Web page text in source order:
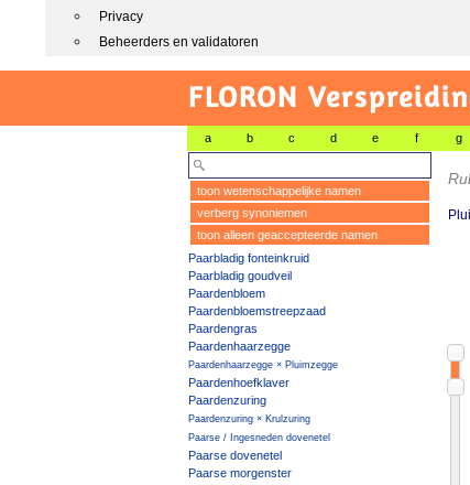
Privacy
Beheerders en validatoren
FLORON
a b c d e f g
toon wetenschappelijke namen
verberg synoniemen
toon alleen geaccepteerde namen
Paarbladig fonteinkruid
Paarbladig goudveil
Paardenbloem
Paardenbloemstreepzaad
Paardengras
Paardenhaarzegge
Paardenhaarzegge × Pluimzegge
Paardenhoefklaver
Paardenzuring
Paardenzuring × Krulzuring
Paarse / Ingesneden dovenetel
Paarse dovenetel
Paarse morgenster